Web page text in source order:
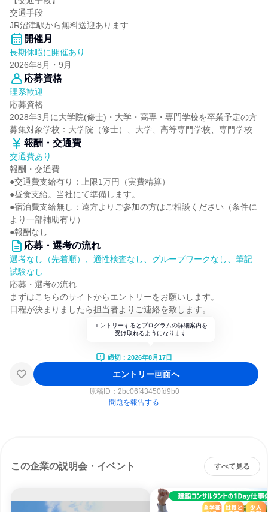
交通手段
JR沼津駅から無料送迎あります
開催月
長期休暇に開催あり
2026年8月・9月
応募資格
理系歓迎
応募資格
2028年3月に大学院(修士)・大学・高専・専門学校を卒業予定の方
募集対象学校：大学院（修士）、大学、高等専門学校、専門学校
報酬・交通費
交通費あり
報酬・交通費
●交通費支給有り：上限1万円（実費精算）
●昼食支給。当社にて準備します。
●宿泊費支給無し：遠方よりご参加の方はご相談ください（条件に
より一部補助有り）
●報酬なし
応募・選考の流れ
選考なし（先着順）、適性検査なし、グループワークなし、筆記
試験なし
応募・選考の流れ
まずはこちらのサイトからエントリーをお願いします。
日程が決まりましたら担当者よりご連絡を致します。
エントリーするとプログラムの詳細案内を
受け取れるようになります
締切：2026年8月17日
エントリー画面へ
原稿ID： 2bc06f43450fd9b0
問題を報告する
この企業の説明会・イベント すべて見る